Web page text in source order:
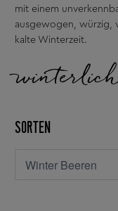
mit einem
ausgewogen, würzig,
kalte Winterzeit.
SORTEN